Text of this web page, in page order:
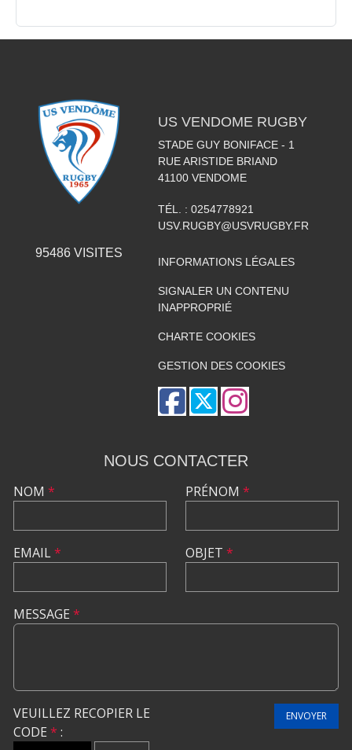
95486VISITES
US VENDOME RUGBY
STADE GUY BONIFACE - 1
RUE ARISTIDE BRIAND
41100 VENDOME
TÉL. : 0254778921
USV.RUGBY@USVRUGBY.FR
INFORMATIONS LÉGALES
SIGNALER UN CONTENU
INAPPROPRIÉ
CHARTE COOKIES
GESTION DES COOKIES
NOUS CONTACTER
NOM *
EMAIL*
PRÉNOM *
OBJET *
MESSAGE *
VEUILLEZ RECOPIER LE
CODE * :
ENVOYER